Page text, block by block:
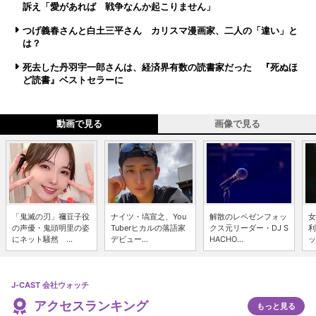
訴え「愛があれば 戦争なんか起こりません」
つげ義春さんと白土三平さん カリスマ漫画家、二人の「違い」と
は？
死去した丹羽宇一郎さんは、経済界有数の読書家だった 『死ぬほ
ど読書』ベストセラーに
動画で見る 画像で見る
「鬼滅の刃」禰豆子役
の声優・鬼頭明里の姿
にネット騒然 ...
ナイツ・塙宣之、You
Tuberヒカルの落語家
デビュー...
解散のレペゼンフォッ
クス元リーダー・DJ S
HACHO...
J-CAST 会社ウォッチ
アクセスランキング もっと見る